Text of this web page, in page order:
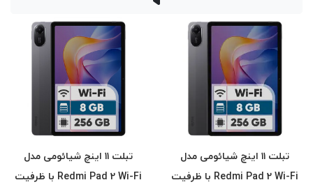
تبلت ۱۱ اینچ شیائومی مدل
Redmi Pad 2 Wi-Fi با ظرفیت
تبلت ۱۱ اینچ شیائومی مدل
Redmi Pad 2 Wi-Fi با ظرفیت